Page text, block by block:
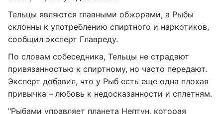
Тельцы являются главными обжорами, а Рыбы
склонны к употреблению спиртного и наркотиков,
сообщил эксперт Главреду.
По словам собеседника, Тельцы не страдают
привязанностью к спиртному, но часто передают.
Эксперт добавил, что у Рыб есть еще одна плохая
привычка – любовь к недосказанности и сплетням.
"Рыбами управляет планета Нептун, которая